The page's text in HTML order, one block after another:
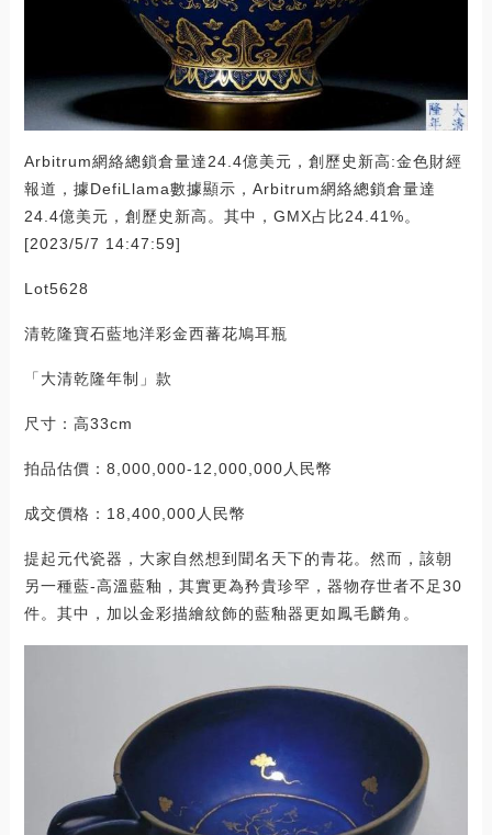
Arbitrum網絡總鎖倉量達24.4億美元，創歷史新高:金色財經
報道，據DefiLlama數據顯示，Arbitrum網絡總鎖倉量達
24.4億美元，創歷史新高。其中，GMX占比24.41%。
[2023/5/7 14:47:59]
Lot5628
清乾隆寶石藍地洋彩金西蕃花鳩耳瓶
「大清乾隆年制」款
尺寸：高33cm
拍品估價：8,000,000-12,000,000人民幣
成交價格：18,400,000人民幣
提起元代瓷器，大家自然想到聞名天下的青花。然而，該朝
另一種藍-高溫藍釉，其實更為矜貴珍罕，器物存世者不足30
件。其中，加以金彩描繪紋飾的藍釉器更如鳳毛麟角。